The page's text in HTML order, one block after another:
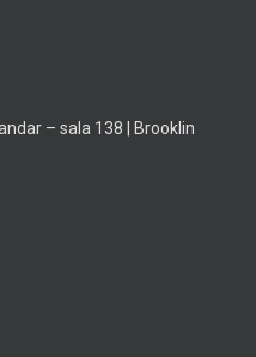
– sala 138 | Brooklin